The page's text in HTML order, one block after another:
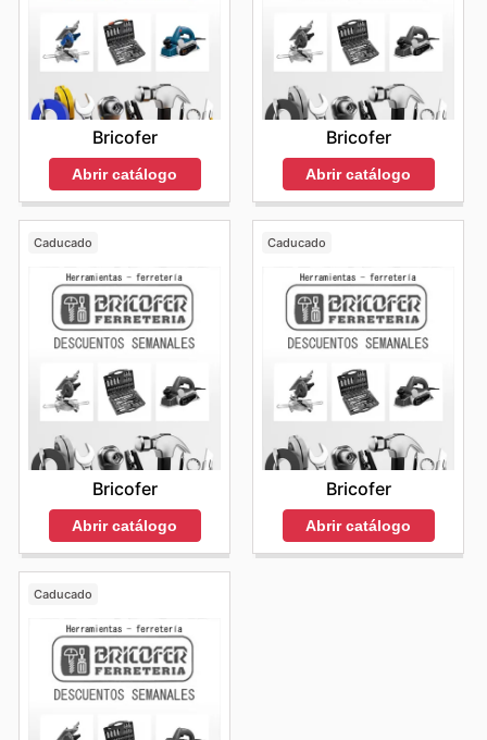
Bricofer
Abrir catálogo
Bricofer
Abrir catálogo
Caducado
Bricofer
Abrir catálogo
Caducado
Bricofer
Abrir catálogo
Caducado